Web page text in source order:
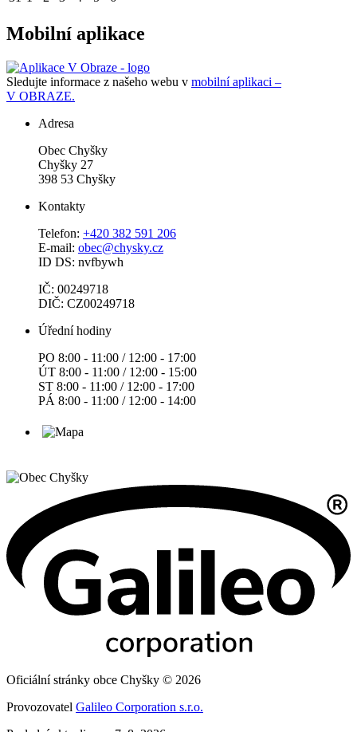
Mobilní aplikace
Sledujte informace z našeho webu v mobilní aplikaci –
V OBRAZE.
Adresa
Obec Chyšky
Chyšky 27
398 53 Chyšky
Kontakty
Telefon: +420 382 591 206
E-mail: obec@chysky.cz
ID DS: nvfbywh
IČ: 00249718
DIČ: CZ00249718
Úřední hodiny
PO 8:00 - 11:00 / 12:00 - 17:00
ÚT 8:00 - 11:00 / 12:00 - 15:00
ST 8:00 - 11:00 / 12:00 - 17:00
PÁ 8:00 - 11:00 / 12:00 - 14:00
Oficiální stránky obce Chyšky © 2026
Provozovatel Galileo Corporation s.r.o.